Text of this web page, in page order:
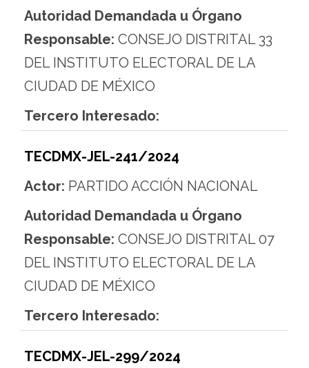
Autoridad Demandada u Órgano
Responsable: CONSEJO DISTRITAL 33
DEL INSTITUTO ELECTORAL DE LA
CIUDAD DE MÉXICO
Tercero Interesado:
TECDMX-JEL-241/2024
Actor: PARTIDO ACCIÓN NACIONAL
Autoridad Demandada u Órgano
Responsable: CONSEJO DISTRITAL 07
DEL INSTITUTO ELECTORAL DE LA
CIUDAD DE MÉXICO
Tercero Interesado:
TECDMX-JEL-299/2024